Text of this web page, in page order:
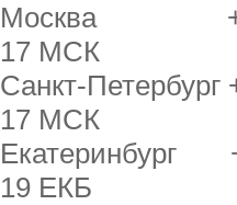
Москва +7
17 МСК
Санкт-
17 МСК
Екатеринбург
19 ЕКБ